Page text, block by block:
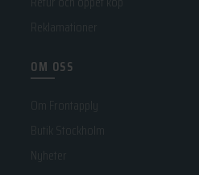
Reklamationer
OM OSS
Om Frontapply
Butik Stockholm
Nyheter